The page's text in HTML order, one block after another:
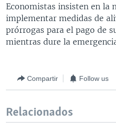
Economistas insisten en la
implementar medidas de
prórrogas para el pago de
mientras dure la
Compartir Follow us
Relacionados